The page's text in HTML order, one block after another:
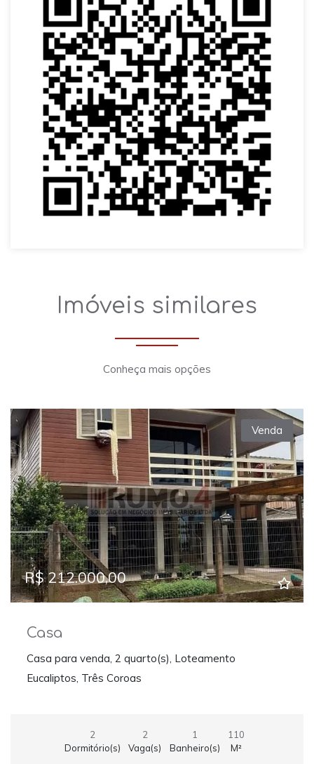
Imóveis similares
Conheça mais opções
Venda
R$ 212.000,00
Casa
Casa para venda, 2 quarto(s), Loteamento
Eucaliptos, Três Coroas
2
Dormitório(s)
2
Vaga(s)
1
Banheiro(s)
110
M²